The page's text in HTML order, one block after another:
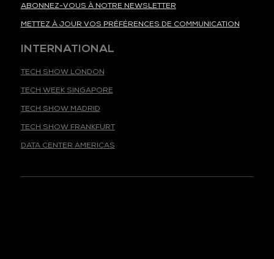
ABONNEZ-VOUS À NOTRE NEWSLETTER
METTEZ À JOUR VOS PRÉFÉRENCES DE COMMUNICATION